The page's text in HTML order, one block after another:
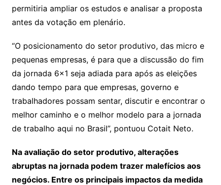
permitiria ampliar os estudos e analisar a proposta
antes da votação em plenário.
“O posicionamento do setor produtivo, das micro e
pequenas empresas, é para que a discussão do fim
da jornada 6×1 seja adiada para após as eleições
dando tempo para que empresas, governo e
trabalhadores possam sentar, discutir e encontrar o
melhor caminho e o melhor modelo para a jornada
de trabalho aqui no Brasil”, pontuou Cotait Neto.
Na avaliação do setor produtivo, alterações
abruptas na jornada podem trazer malefícios aos
negócios. Entre os principais impactos da medida